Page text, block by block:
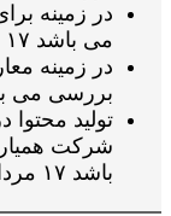
در زمینه
می باشد ۱۷ مرداد 1405 ساعت ۲۰:۵۶:۰۶
در زمینه
بررسی می باشد ۱۷ مرداد 1405
تولید
شرکت
باشد ۱۷ مرداد 1405 ساعت ۲۰:۵۲:۵۹